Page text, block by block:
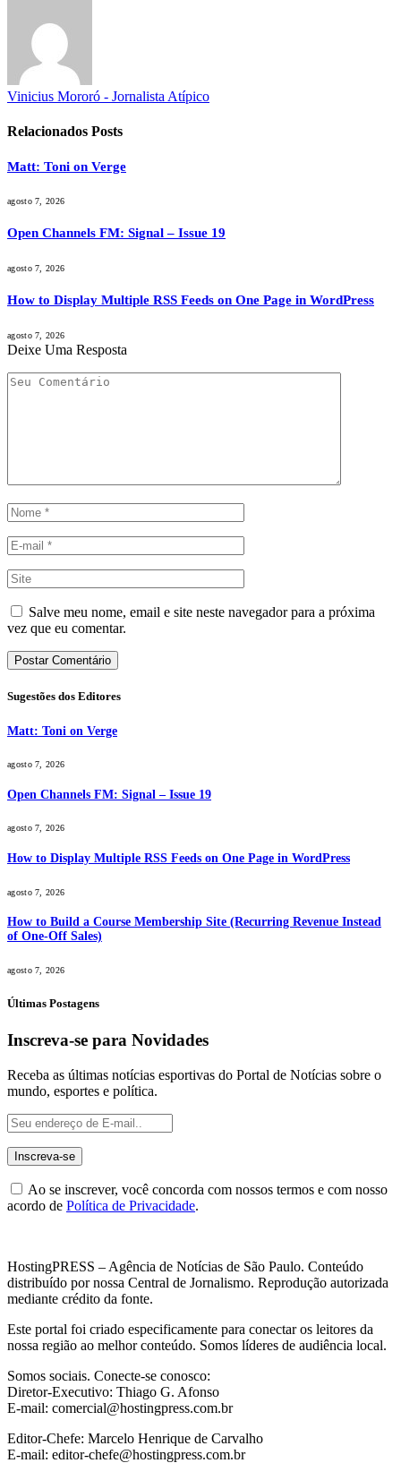
Vinicius Mororó - Jornalista Atípico
Relacionados Posts
Matt: Toni on Verge
agosto 7, 2026
Open Channels FM: Signal – Issue 19
agosto 7, 2026
How to Display Multiple RSS Feeds on One Page in WordPress
agosto 7, 2026
Deixe Uma Resposta
Salve meu nome, email e site neste navegador para a próxima
vez que eu comentar.
Sugestões dos Editores
Matt: Toni on Verge
agosto 7, 2026
Open Channels FM: Signal – Issue 19
agosto 7, 2026
How to Display Multiple RSS Feeds on One Page in WordPress
agosto 7, 2026
How to Build a Course Membership Site (Recurring Revenue Instead
of One-Off Sales)
agosto 7, 2026
Últimas Postagens
Inscreva-se para Novidades
Receba as últimas notícias esportivas do Portal de Notícias sobre o
mundo, esportes e política.
Ao se inscrever, você concorda com nossos termos e com nosso
acordo de Política de Privacidade.
HostingPRESS – Agência de Notícias de São Paulo. Conteúdo
distribuído por nossa Central de Jornalismo. Reprodução autorizada
mediante crédito da fonte.
Este portal foi criado especificamente para conectar os leitores da
nossa região ao melhor conteúdo. Somos líderes de audiência local.
Somos sociais. Conecte-se conosco:
Diretor-Executivo: Thiago G. Afonso
E-mail: comercial@hostingpress.com.br
Editor-Chefe: Marcelo Henrique de Carvalho
E-mail: editor-chefe@hostingpress.com.br